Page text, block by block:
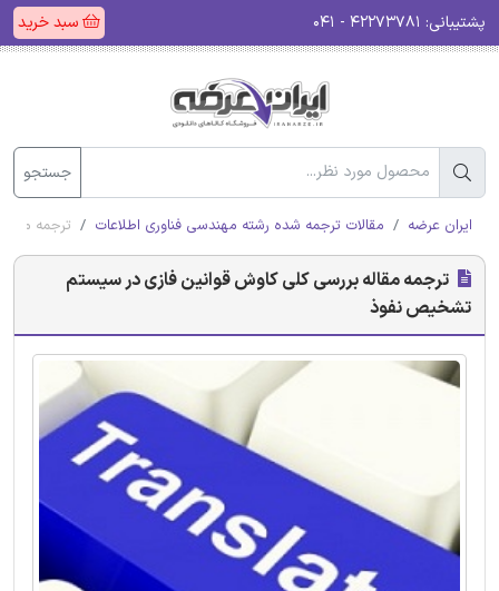
پشتیبانی: سبد خرید
جستجو
ایران عرضه مقالات ترجمه شده رشته مهندسی فناوری اطلاعات ترجمه
ترجمه مقاله بررسی کلی کاوش قوانین فازی در سیستم
تشخیص نفوذ